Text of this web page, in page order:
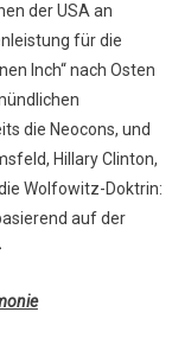
der USA an
für die
Inch“ nach Osten
die Neocons, und
Hillary Clinton,
Wolfowitz-Doktrin:
auf der